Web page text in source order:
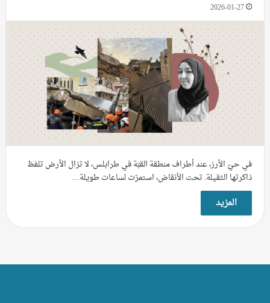
2026-01-27
في حيّ الأرز، عند أطراف منطقة القبّة في طرابلس، لا تزال الأرض تلفظ
ذاكرتها الثقيلة. تحت الأنقاض، استمرّت لساعات طويلة…
المزيد